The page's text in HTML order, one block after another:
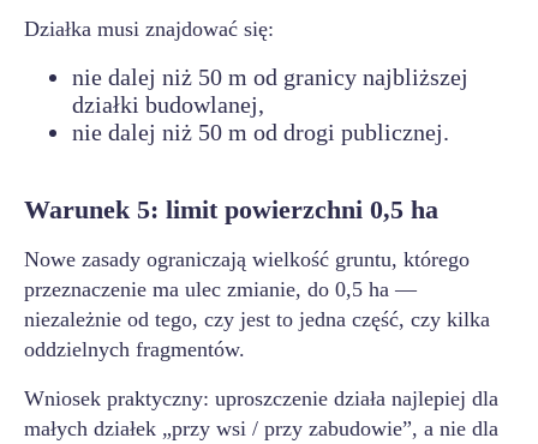
Działka musi znajdować się:
nie dalej niż 50 m od granicy najbliższej
działki budowlanej,
nie dalej niż 50 m od drogi publicznej.
Warunek 5: limit powierzchni 0,5 ha
Nowe zasady ograniczają wielkość gruntu, którego
przeznaczenie ma ulec zmianie, do 0,5 ha —
niezależnie od tego, czy jest to jedna część, czy kilka
oddzielnych fragmentów.
Wniosek praktyczny: uproszczenie działa najlepiej dla
małych działek „przy wsi / przy zabudowie”, a nie dla